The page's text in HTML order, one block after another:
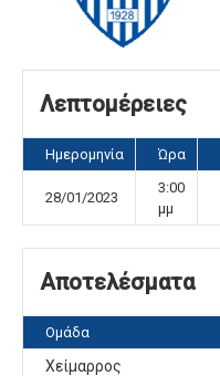
Λεπτομέρειες
Ημερομηνία Ώρα
28/01/2023
3:00
μμ
Αποτελέσματα
Ομάδα
Χείμαρρος